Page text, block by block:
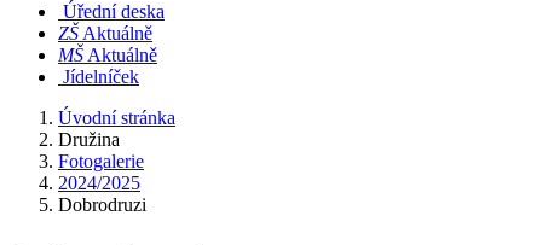
Úřední deska
​​ZŠ Aktuálně
​​MŠ Aktuálně
Jídelníček
Úvodní stránka
Družina
Fotogalerie
2024/2025
Dobrodruzi